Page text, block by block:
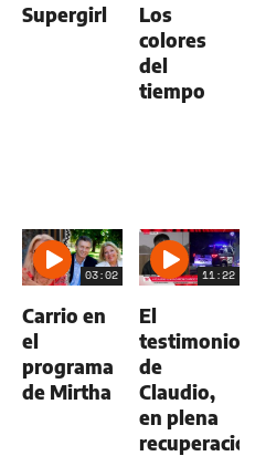
Supergirl
Los
colores
del
tiempo
03:02
Carrio en
el
programa
de Mirtha
11:22
El
testimonio
de
Claudio,
en plena
recuperación.